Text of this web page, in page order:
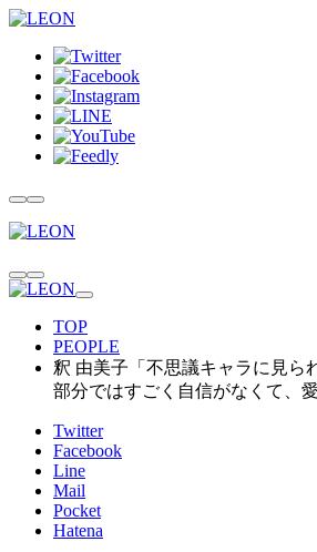
TOP
PEOPLE
釈 由美子「不思議キャラに見ら
部分ではすごく自信がなくて、
Twitter
Facebook
Line
Mail
Pocket
Hatena